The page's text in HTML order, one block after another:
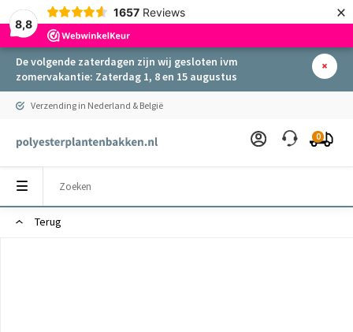
8,8
1657 Reviews ×
De volgende zaterdagen zijn wij gesloten ivm
zomervakantie: Zaterdag 1, 8 en 15 augustus
Verzending in Nederland & België
0
Terug